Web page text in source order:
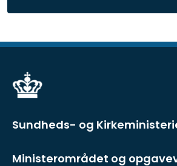
Sundheds- og
Ministerområdet og